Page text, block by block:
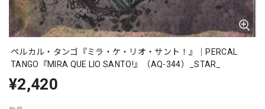
ペルカル・タンゴ『ミラ・ケ・リオ・サント！』｜PERCAL
TANGO『MIRA QUE LIO SANTO!』（AQ-344）_STAR_
¥2,420